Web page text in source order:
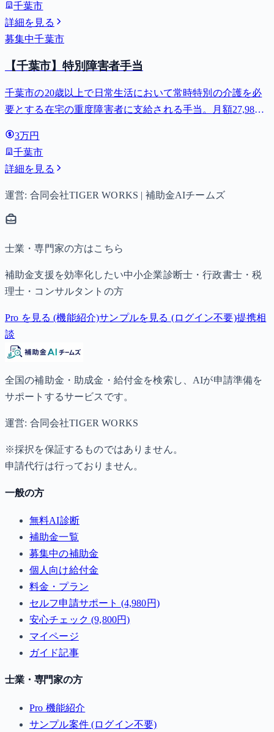
千葉市
詳細を見る
募集中千葉市
【千葉市】特別障害者手当
千葉市の20歳以上で日常生活において常時特別の介護を必
要とする在宅の重度障害者に支給される手当。月額27,980
3万円
千葉市
詳細を見る
運営: 合同会社TIGER WORKS | 補助金AIチームズ
士業・専門家の方はこちら
補助金支援を効率化したい中小企業診断士・行政書士・税
理士・コンサルタントの方
Pro を見る (機能紹介)サンプルを見る (ログイン不要)提携相
談
全国の補助金・助成金・給付金を検索し、AIが申請準備を
サポートするサービスです。
運営: 合同会社TIGER WORKS
※採択を保証するものではありません。
申請代行は行っておりません。
一般の方
無料AI診断
補助金一覧
募集中の補助金
個人向け給付金
料金・プラン
セルフ申請サポート (4,980円)
安心チェック (9,800円)
マイページ
ガイド記事
士業・専門家の方
Pro 機能紹介
サンプル案件 (ログイン不要)